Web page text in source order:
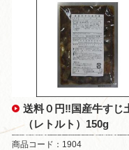
送料０円‼国産牛すじ
（レトルト）150g
商品コード：1904